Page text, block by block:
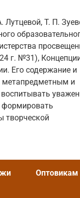
Лутцевой, Т. П.
г. №31),
Его содержание и
метапредметным и
формировать
творческой
Оптовикам